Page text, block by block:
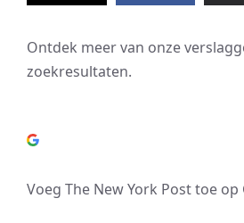
Ontdek meer van onze
zoekresultaten.
Voeg The New York Post toe op